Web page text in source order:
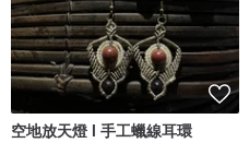
空地放天燈 l 手工蠟線耳環